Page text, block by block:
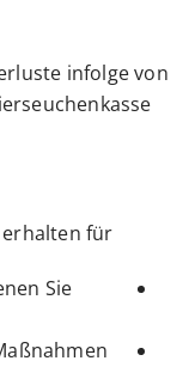
infolge von
für:
Sie